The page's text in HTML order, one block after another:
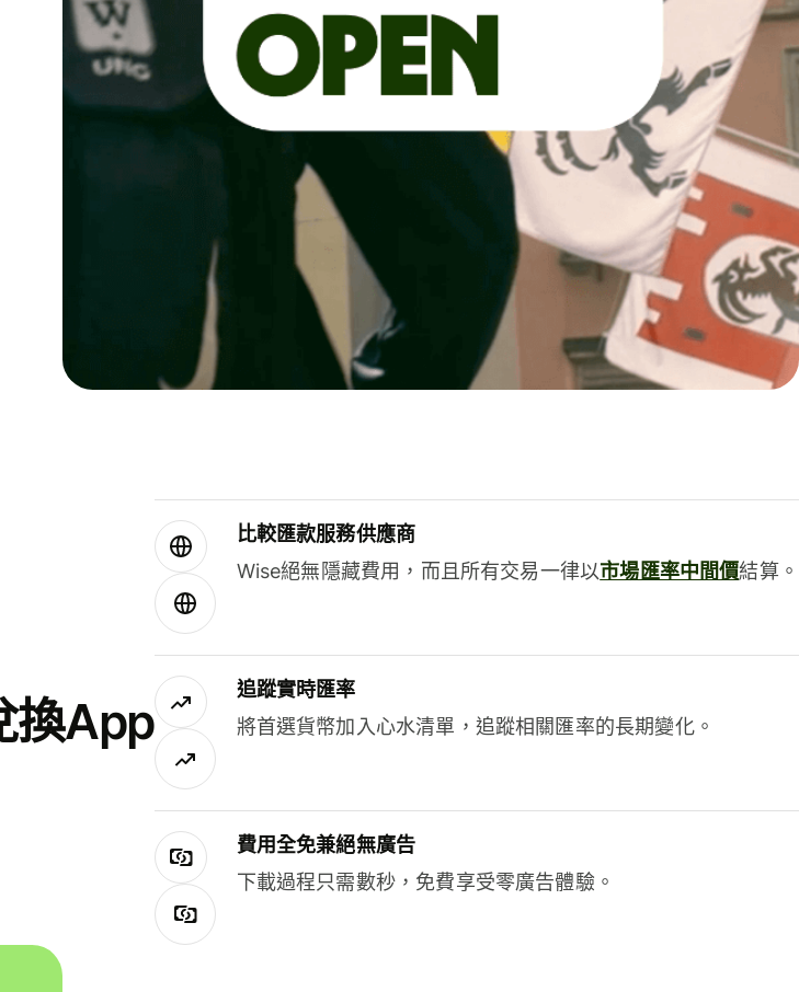
換App
比較匯款服務供應商
Wise絕無隱藏費用，而且所有交易一律以市場匯率中間價結算。
追蹤實時匯率
將首選貨幣加入心水清單，追蹤相關匯率的長期變化。
費用全免兼絕無廣告
下載過程只需數秒，免費享受零廣告體驗。